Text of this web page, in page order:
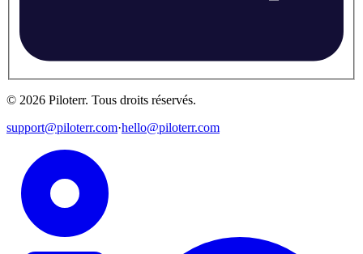
© 2026 Piloterr. Tous droits réservés.
support@piloterr.com·hello@piloterr.com